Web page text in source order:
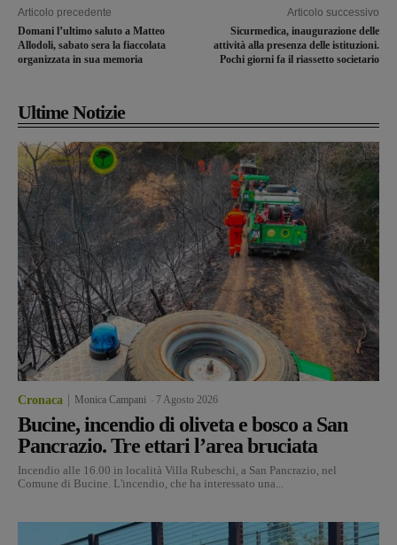
Articolo precedente
Domani l’ultimo saluto a Matteo
Allodoli, sabato sera la fiaccolata
organizzata in sua memoria
Articolo successivo
Sicurmedica, inaugurazione delle
attività alla presenza delle istituzioni.
Pochi giorni fa il riassetto societario
Ultime Notizie
Cronaca Monica Campani 7 Agosto 2026
Bucine, incendio di oliveta e bosco a San
Pancrazio. Tre ettari l’area bruciata
Incendio alle 16.00 in località Villa Rubeschi, a San Pancrazio, nel
Comune di Bucine. L'incendio, che ha interessato una...